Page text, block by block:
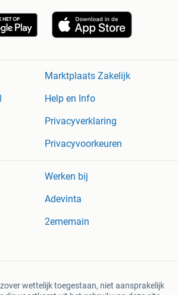
Marktplaats Zakelijk
Help en Info
Privacyverklaring
Privacyvoorkeuren
Werken bij
Adevinta
2ememain
wettelijk toegestaan, niet aansprakelijk